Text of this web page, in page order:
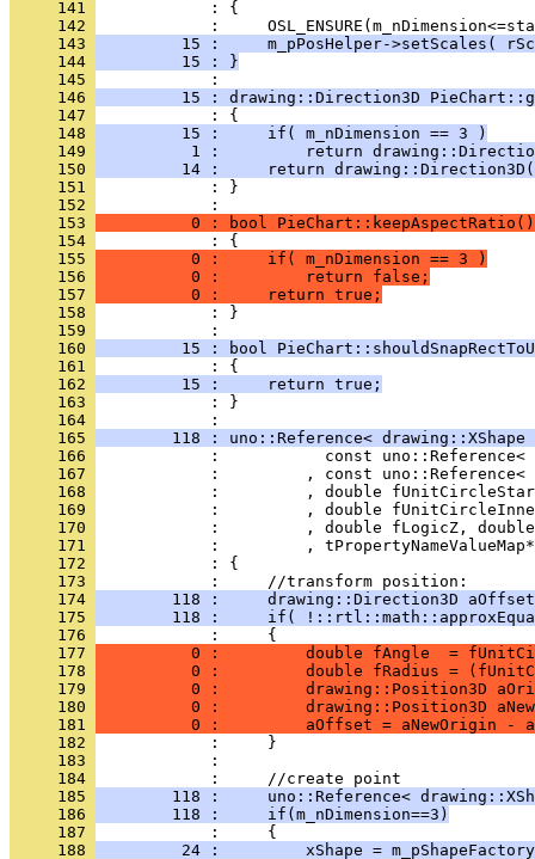
     141
     142
     143
15 :     m_pPosHelper->setScales(
     144
         15 : }
     145
     146
15 : drawing::Direction3D
     147
     148
         15 :     if( m_nDimension == 3 )
     149
1 :         return
     150
14 :     return
     151
            : }
     152
     153
0 : bool
     154
     155
          0 :     if( m_nDimension == 3 )
     156
          0 :         return false;
     157
          0 :     return true;
     158
            : }
     159
     160
15 : bool
     161
     162
         15 :     return true;
     163
            : }
     164
     165
118 : uno::Reference< drawing::XShape
     166
     167
     168
     169
     170
     171
     172
     173
     174
118 :     drawing::Direction3D
     175
118 :     if(
     176
     177
0 :         double fAngle  =
     178
0 :         double fRadius =
     179
0 :         drawing::Position3D
     180
0 :         drawing::Position3D
     181
0 :         aOffset = aNewOrigin -
     182
     183
     184
     185
118 :     uno::Reference<
     186
        118 :     if(m_nDimension==3)
     187
     188
24 :         xShape =